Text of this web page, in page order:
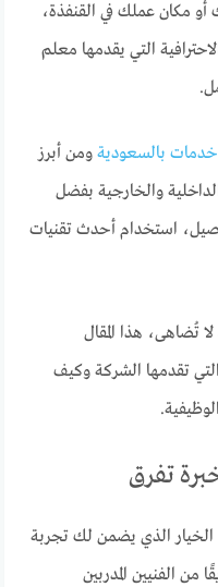
مكان عملك في القنفذة،
التي يقدمها معلم
بالسعودية ومن أبرز
والخارجية بفضل
استخدام أحدث تقنيات
تُضاهى، هذا المقال
تقدمها الشركة وكيف
تفرق
الخيار الذي يضمن لك تجربة
من الفنيين المدربين